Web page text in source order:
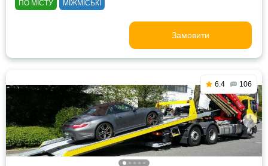
ПО МІСТУ МІЖМІСЬКІ
Замовити
6.4 106